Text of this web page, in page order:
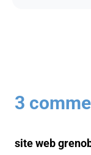
3
site web